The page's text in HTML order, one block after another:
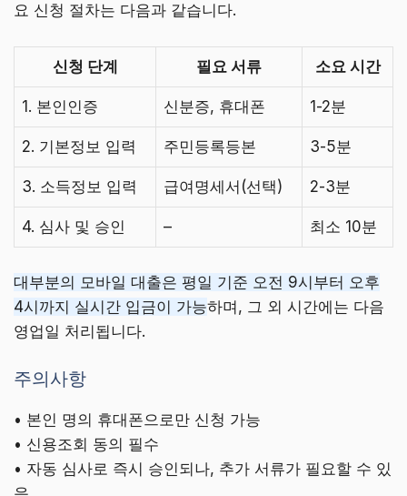
요 신청 절차는 다음과 같습니다.
신청 단계 필요 서류 소요 시간
1. 본인인증 신분증, 휴대폰 1-2분
2. 기본정보 입력 주민등록등본 3-5분
3. 소득정보 입력 급여명세서(선택) 2-3분
4. 심사 및 승인 – 최소 10분
대부분의 모바일 대출은 평일 기준 오전 9시부터 오후
4시까지 실시간 입금이 가능하며, 그 외 시간에는 다음
영업일 처리됩니다.
주의사항
• 본인 명의 휴대폰으로만 신청 가능
• 신용조회 동의 필수
• 자동 심사로 즉시 승인되나, 추가 서류가 필요할 수 있